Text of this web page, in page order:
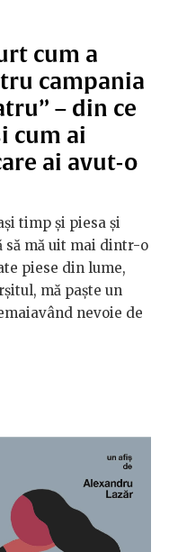
cum a
campania
– din ce
cum ai
ai avut-o
timp și piesa și
să mă uit mai dintr-o
piese din lume,
mă paște un
nevoie de